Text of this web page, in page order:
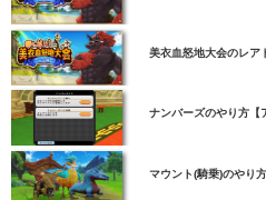
美衣血怒地大会のレア
ナンバーズのやり方【
マウント(騎乗)のやり